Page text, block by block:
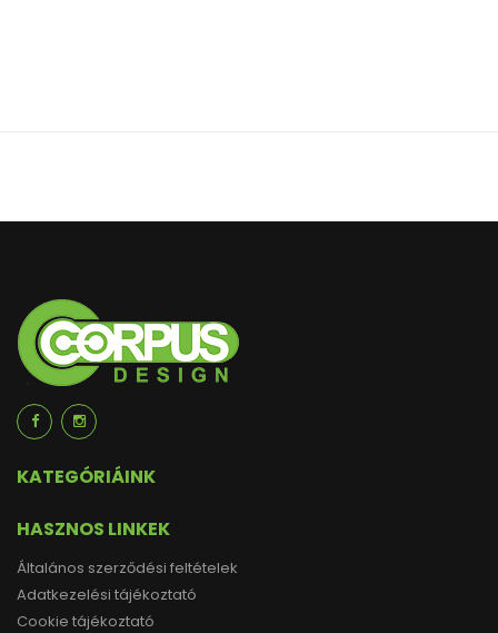
KATEGÓRIÁINK
HASZNOS LINKEK
Általános szerződési feltételek
Adatkezelési tájékoztató
Cookie tájékoztató